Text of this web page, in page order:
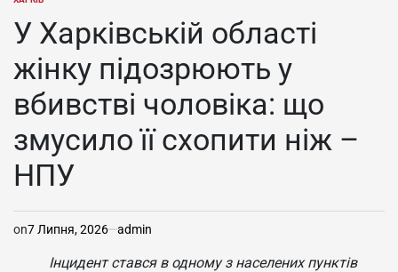
ОПУБЛІКУВАТИ
У Харківській області
жінку підозрюють у
вбивстві чоловіка: що
змусило її схопити ніж –
НПУ
on7 Липня, 2026 admin
Інцидент стався в одному з населених пунктів